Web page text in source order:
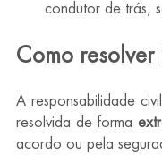
condutor de trás,
Como resolver
A responsabilidade
resolvida de forma
acordo ou pela